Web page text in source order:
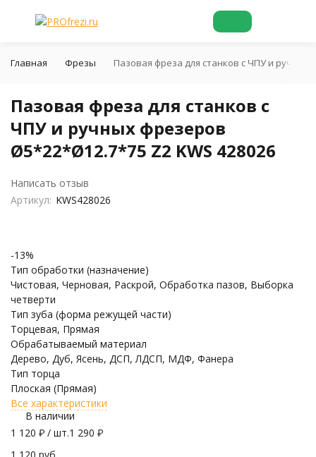
Главная Фрезы Пазовая фреза для станков с ЧПУ и ручных
Пазовая фреза для станков с
ЧПУ и ручных фрезеров
Ø5*22*Ø12.7*75 Z2 KWS 428026
Написать отзыв
Артикул: KWS428026
-13%
Тип обработки (назначение)
Чистовая, Черновая, Раскрой, Обработка пазов, Выборка
четверти
Тип зуба (форма режущей части)
Торцевая, Прямая
Обрабатываемый материал
Дерево, Дуб, Ясень, ДСП, ЛДСП, МДФ, Фанера
Тип торца
Плоская (Прямая)
Все характеристики
В наличии
1 120 ₽ / шт.1 290 ₽